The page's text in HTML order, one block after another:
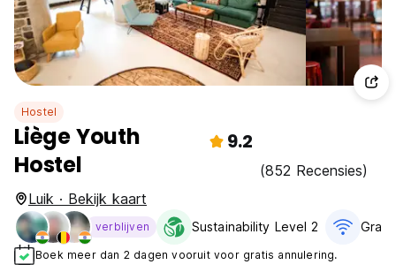
Hostel
Liège Youth
Hostel
9.2
(852 Recensies)
Luik · Bekijk kaart
verblijven Sustainability Level 2
Boek meer dan 2 dagen vooruit voor gratis annulering.